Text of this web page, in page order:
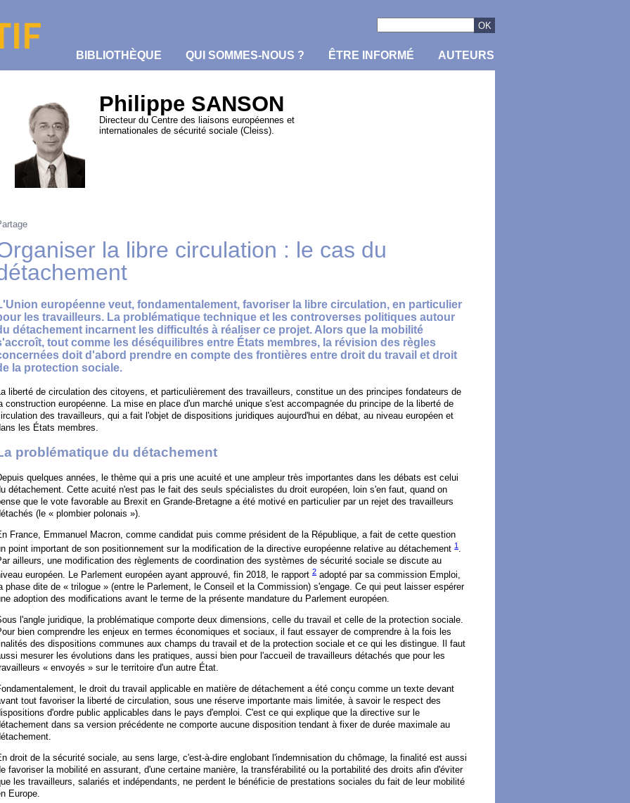
BIBLIOTHÈQUE QUI SOMMES-NOUS ? ÊTRE INFORMÉ AUTEURS
Philippe SANSON
Directeur du Centre des liaisons européennes et
internationales de sécurité sociale (Cleiss).
la libre circulation : le cas du
européenne veut, fondamentalement, favoriser la libre circulation, en particulier
les travailleurs. La problématique technique et les controverses politiques autour
détachement incarnent les difficultés à réaliser ce projet. Alors que la mobilité
tout comme les déséquilibres entre États membres, la révision des règles
doit d'abord prendre en compte des frontières entre droit du travail et droit
la protection sociale.
La liberté de circulation des citoyens, et particulièrement des travailleurs, constitue un des principes fondateurs de
construction européenne. La mise en place d'un marché unique s'est accompagnée du principe de la liberté de
des travailleurs, qui a fait l'objet de dispositions juridiques aujourd'hui en débat, au niveau européen et
les États membres.
problématique du détachement
quelques années, le thème qui a pris une acuité et une ampleur très importantes dans les débats est celui
détachement. Cette acuité n'est pas le fait des seuls spécialistes du droit européen, loin s'en faut, quand on
que le vote favorable au Brexit en Grande-Bretagne a été motivé en particulier par un rejet des travailleurs
(le « plombier polonais »).
France, Emmanuel Macron, comme candidat puis comme président de la République, a fait de cette question
point important de son positionnement sur la modification de la directive européenne relative au détachement 1
ailleurs, une modification des règlements de coordination des systèmes de sécurité sociale se discute au
européen. Le Parlement européen ayant approuvé, fin 2018, le rapport 2 adopté par sa commission Emploi,
phase dite de « trilogue » (entre le Parlement, le Conseil et la Commission) s'engage. Ce qui peut laisser espérer
adoption des modifications avant le terme de la présente mandature du Parlement européen.
l'angle juridique, la problématique comporte deux dimensions, celle du travail et celle de la protection sociale.
bien comprendre les enjeux en termes économiques et sociaux, il faut essayer de comprendre à la fois les
des dispositions communes aux champs du travail et de la protection sociale et ce qui les distingue. Il faut
mesurer les évolutions dans les pratiques, aussi bien pour l'accueil de travailleurs détachés que pour les
« envoyés » sur le territoire d'un autre État.
le droit du travail applicable en matière de détachement a été conçu comme un texte devant
tout favoriser la liberté de circulation, sous une réserve importante mais limitée, à savoir le respect des
d'ordre public applicables dans le pays d'emploi. C'est ce qui explique que la directive sur le
dans sa version précédente ne comporte aucune disposition tendant à fixer de durée maximale au
droit de la sécurité sociale, au sens large, c'est-à-dire englobant l'indemnisation du chômage, la finalité est aussi
favoriser la mobilité en assurant, d'une certaine manière, la transférabilité ou la portabilité des droits afin d'éviter
les travailleurs, salariés et indépendants, ne perdent le bénéficie de prestations sociales du fait de leur mobilité
Europe.